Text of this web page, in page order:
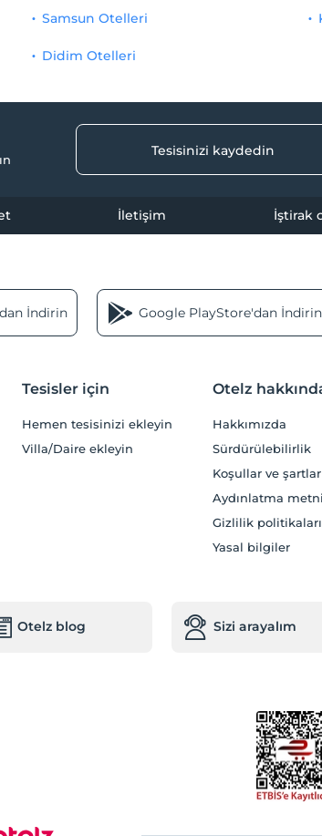
Samsun Otelleri
Didim Otelleri
Tesisinizi kaydedin
İletişim İştirak
İndirin Google PlayStore'dan İndirin
Tesisler için
Hemen tesisinizi ekleyin
Villa/Daire ekleyin
Otelz
Hakkımızda
Sürdürülebilirlik
Koşullar ve şartlar
Aydınlatma metni
Gizlilik politikaları
Yasal bilgiler
Otelz blog Sizi arayalım